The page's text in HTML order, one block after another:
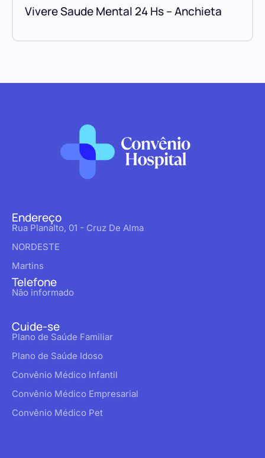
Vivere Saude Mental 24 Hs – Anchieta
Endereço
Rua Planalto, 01 - Cruz De Alma
NORDESTE
Martins
Telefone
Não informado
Cuide-se
Plano de Saúde Familiar
Plano de Saúde Idoso
Convênio Médico Infantil
Convênio Médico Empresarial
Convênio Médico Pet